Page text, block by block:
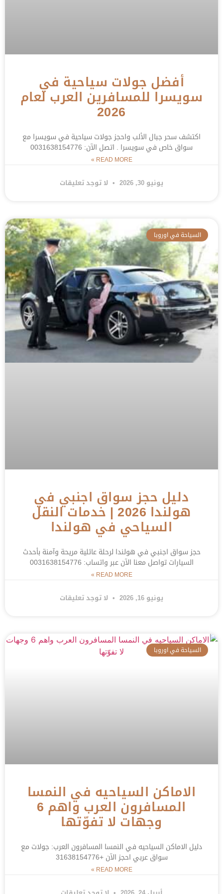
أفضل جولات سياحية في
سويسرا للمسافرين العرب لعام
2026
اكتشف سحر جبال الألب واحجز جولات سياحية في سويسرا مع
سواق خاص في سويسرا . اتصل الآن: 0031638154776
READ MORE »
يونيو 30, 2026 لا توجد تعليقات
السياحة في اوروبا
دليل حجز سواق اجنبي في
هولندا 2026 | خدمات النقل
السياحي في هولندا
حجز سواق اجنبي في هولندا لرحلة عائلية مريحة وآمنة بأحدث
السيارات تواصل معنا الآن عبر واتساب: 0031638154776
READ MORE »
يونيو 16, 2026 لا توجد تعليقات
السياحة في اوروبا
الاماكن السياحيه في النمسا
المسافرون العرب واهم 6
وجهات لا تفوّتها
دليل الاماكن السياحيه في النمسا المسافرون العرب: جولات مع
سواق عربي احجز الآن +31638154776
READ MORE »